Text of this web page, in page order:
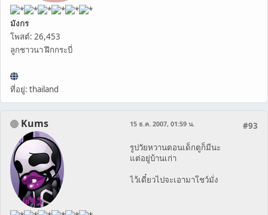
มังกร
โพสต์: 26,453
ลูกชาวนา ฝึกกระบี่
ที่อยู่: thailand
Kums #93
15 ธ.ค. 2007, 01:59 น.
รูปวัยหวานตอนเด็กตูก็มีนะ
แต่อยู่บ้านเก่า
ไว้เดี๋ยวไปจะเอามาโชว์มั่ง